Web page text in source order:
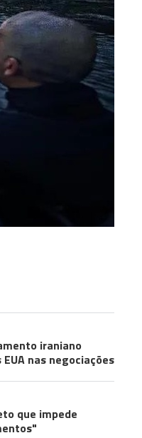
iraniano
nas negociações
que impede